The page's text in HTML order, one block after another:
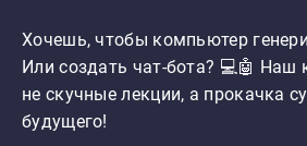
Хочешь, чтобы компьютер
Или создать чат-бота? 💻🤖 Наш
не скучные лекции, а прокачка
будущего!